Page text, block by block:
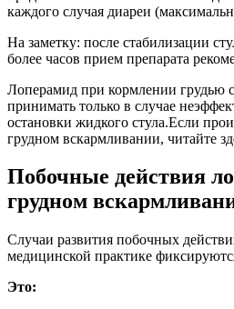
каждого случая диареи
На заметку: после стабилизации
более часов прием препарата
Лоперамид при кормлении грудью
принимать только в случае
остановки жидкого стула.Если
грудном вскармливании, читайте
Побочные действия
грудном
Случаи развития побочных
медицинской практике
Это: